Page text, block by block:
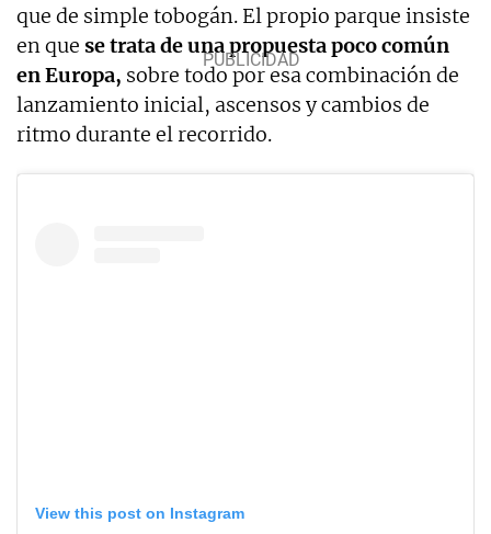
que de simple tobogán. El propio parque insiste
en que se trata de una propuesta poco común
en Europa, sobre todo por esa combinación de
lanzamiento inicial, ascensos y cambios de
ritmo durante el recorrido.
View this post on Instagram